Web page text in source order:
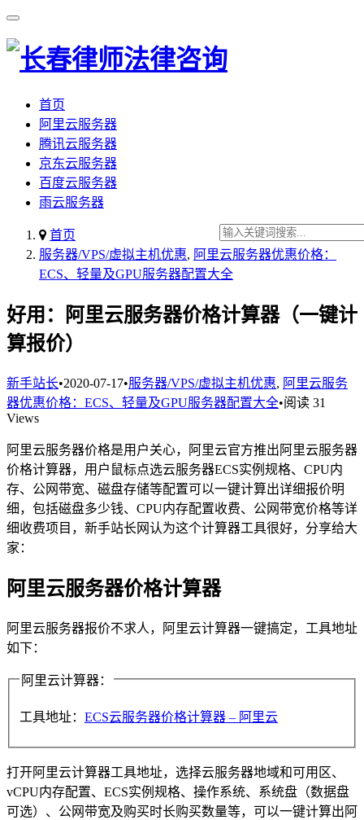
首页
阿里云服务器
腾讯云服务器
京东云服务器
百度云服务器
雨云服务器
首页
服务器/VPS/虚拟主机优惠, 阿里云服务器优惠价格：
ECS、轻量及GPU服务器配置大全
好用：阿里云服务器价格计算器（一键计
算报价）
新手站长•2020-07-17•服务器/VPS/虚拟主机优惠, 阿里云服务
器优惠价格：ECS、轻量及GPU服务器配置大全•阅读 31
Views
阿里云服务器价格是用户关心，阿里云官方推出阿里云服务器
价格计算器，用户鼠标点选云服务器ECS实例规格、CPU内
存、公网带宽、磁盘存储等配置可以一键计算出详细报价明
细，包括磁盘多少钱、CPU内存配置收费、公网带宽价格等详
细收费项目，新手站长网认为这个计算器工具很好，分享给大
家：
阿里云服务器价格计算器
阿里云服务器报价不求人，阿里云计算器一键搞定，工具地址
如下：
阿里云计算器：
工具地址： ECS云服务器价格计算器 – 阿里云
打开阿里云计算器工具地址，选择云服务器地域和可用区、
vCPU内存配置、ECS实例规格、操作系统、系统盘（数据盘
可选）、公网带宽及购买时长购买数量等，可以一键计算出阿